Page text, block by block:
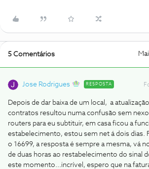
5 Comentários
Jose Rodrigues RESPOSTA
Depois de dar baixa de um local, a
contratos resultou numa confusão sem
routers para eu subtituir, em casa ficou a
estabelecimento, estou sem net á dois dias.
o 16699, a resposta é sempre a mesma, vá
de duas horas ao restabelecimento do sinal
este momento...incrível, espero que na